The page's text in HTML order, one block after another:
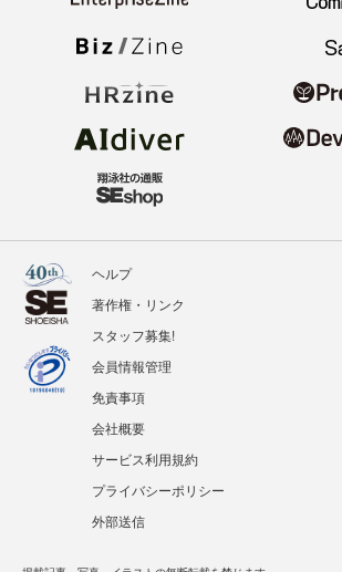
ヘルプ
著作権・リンク
スタッフ募集!
会員情報管理
免責事項
会社概要
サービス利用規約
プライバシーポリシー
外部送信